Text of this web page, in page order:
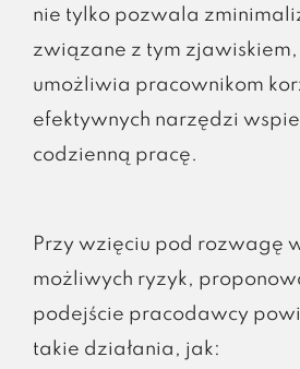
nie tylko pozwala
związane z tym
umożliwia pracownikom
efektywnych narzędzi
codzienną pracę.
Przy wzięciu pod rozwagę
możliwych ryzyk,
podejście pracodawcy
takie działania, jak: